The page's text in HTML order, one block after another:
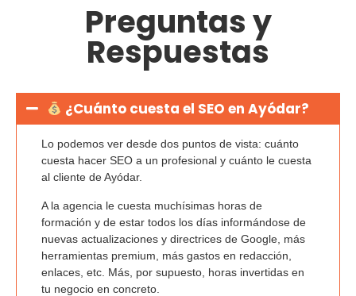
Preguntas y
Respuestas
¿Cuánto cuesta el SEO en Ayódar?
Lo podemos ver desde dos puntos de vista: cuánto
cuesta hacer SEO a un profesionaly cuánto le cuesta
al cliente de Ayódar.
A la agencia le cuesta muchísimas horas de
formación y de estar todos los días informándose de
nuevas actualizaciones y directrices de Google, más
herramientas premium, más gastos en redacción,
enlaces, etc. Más, por supuesto, horas invertidas en
tu negocio en concreto.